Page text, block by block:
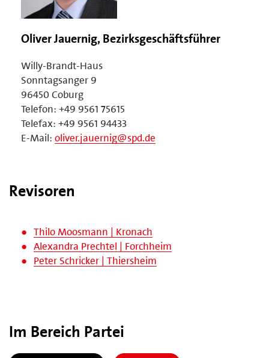
Oliver Jauernig, Bezirksgeschäftsführer
Willy-Brandt-Haus
Sonntagsanger 9
96450 Coburg
Telefon: +49 9561 75615
Telefax: +49 9561 94433
E-Mail: oliver.jauernig@spd.de
Revisoren
Thilo Moosmann | Kronach
Alexandra Prechtel | Forchheim
Peter Schricker | Thiersheim
Im Bereich Partei